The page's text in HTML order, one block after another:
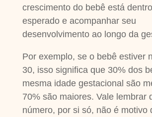
crescimento do bebê está
esperado e acompanhar seu
desenvolvimento ao longo da
Por exemplo, se o bebê estiver
30, isso significa que 30% dos
mesma idade gestacional são
70% são maiores. Vale lembrar
número, por si só, não é motivo